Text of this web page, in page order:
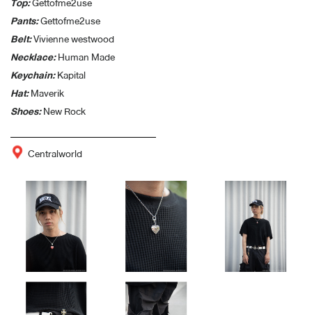
Pants:Gettofme2use
Belt:Vivienne westwood
Necklace:Human Made
Keychain:Kapital
Hat:Maverik
Shoes:New Rock
Centralworld